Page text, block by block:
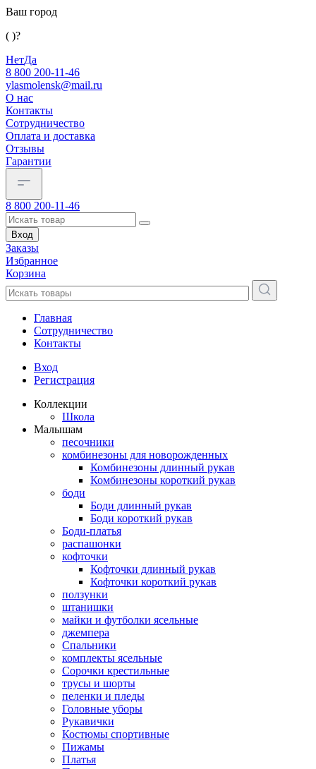
Ваш город
( )?
НетДа
8 800 200-11-46
ylasmolensk@mail.ru
О нас
Контакты
Сотрудничество
Оплата и доставка
Отзывы
Гарантии
8 800 200-11-46
Вход
Заказы
Избранное
Корзина
Главная
Сотрудничество
Контакты
Вход
Регистрация
Коллекции
Школа
Малышам
песочники
комбинезоны для новорожденных
Комбинезоны длинный рукав
Комбинезоны короткий рукав
боди
Боди длинный рукав
Боди короткий рукав
Боди-платья
распашонки
кофточки
Кофточки длинный рукав
Кофточки короткий рукав
ползунки
штанишки
майки и футболки ясельные
джемпера
Спальники
комплекты ясельные
Сорочки крестильные
трусы и шорты
пеленки и пледы
Головные уборы
Рукавички
Костюмы спортивные
Пижамы
Платья